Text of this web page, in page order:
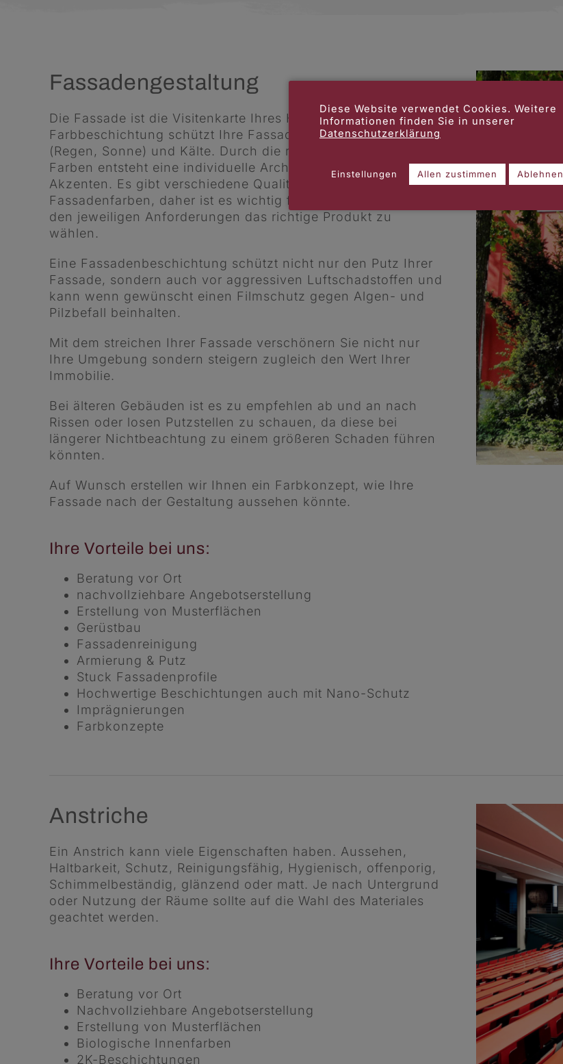
Fassadengestaltung
Die Fassade ist die Visitenkarte Ihres Hauses. Eine
Farbbeschichtung schützt Ihre Fassade vor Wind, Wetter
(Regen, Sonne) und Kälte. Durch die richtige Auswahl der
Farben entsteht eine individuelle Architektur mit interessanten
Akzenten. Es gibt verschiedene Qualitäten von
Fassadenfarben, daher ist es wichtig für jedes Gebäude, mit
den jeweiligen Anforderungen das richtige Produkt zu
wählen.
Eine Fassadenbeschichtung schützt nicht nur den Putz Ihrer
Fassade, sondern auch vor aggressiven Luftschadstoffen und
kann wenn gewünscht einen Filmschutz gegen Algen- und
Pilzbefall beinhalten.
Mit dem streichen Ihrer Fassade verschönern Sie nicht nur
Ihre Umgebung sondern steigern zugleich den Wert Ihrer
Immobilie.
Bei älteren Gebäuden ist es zu empfehlen ab und an nach
Rissen oder losen Putzstellen zu schauen, da diese bei
längerer Nichtbeachtung zu einem größeren Schaden führen
könnten.
Auf Wunsch erstellen wir Ihnen ein Farbkonzept, wie Ihre
Fassade nach der Gestaltung aussehen könnte.
Ihre Vorteile bei uns:
Beratung vor Ort
nachvollziehbare Angebotserstellung
Erstellung von Musterflächen
Gerüstbau
Fassadenreinigung
Armierung & Putz
Stuck Fassadenprofile
Hochwertige Beschichtungen auch mit Nano-Schutz
Imprägnierungen
Farbkonzepte
Anstriche
Ein Anstrich kann viele Eigenschaften haben. Aussehen,
Haltbarkeit, Schutz, Reinigungsfähig, Hygienisch, offenporig,
Schimmelbeständig, glänzend oder matt. Je nach Untergrund
oder Nutzung der Räume sollte auf die Wahl des Materiales
geachtet werden.
Ihre Vorteile bei uns:
Beratung vor Ort
Nachvollziehbare Angebotserstellung
Erstellung von Musterflächen
Biologische Innenfarben
2K-Beschichtungen
Diese Website verwendet Cookies. Weitere
Informationen finden Sie in unserer
Datenschutzerklärung
Einstellungen Allen zustimmen Ablehnen